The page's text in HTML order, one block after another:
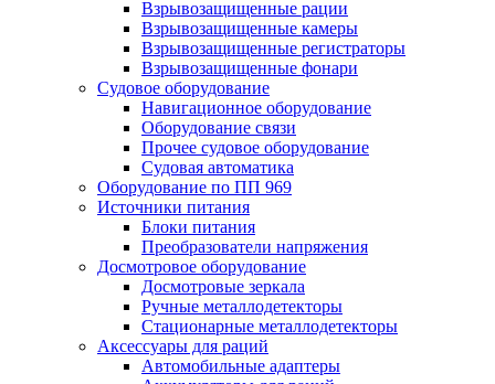
Взрывозащищенные рации
Взрывозащищенные камеры
Взрывозащищенные регистраторы
Взрывозащищенные фонари
Судовое оборудование
Навигационное оборудование
Оборудование связи
Прочее судовое оборудование
Судовая автоматика
Оборудование по ПП 969
Источники питания
Блоки питания
Преобразователи напряжения
Досмотровое оборудование
Досмотровые зеркала
Ручные металлодетекторы
Стационарные металлодетекторы
Аксессуары для раций
Автомобильные адаптеры